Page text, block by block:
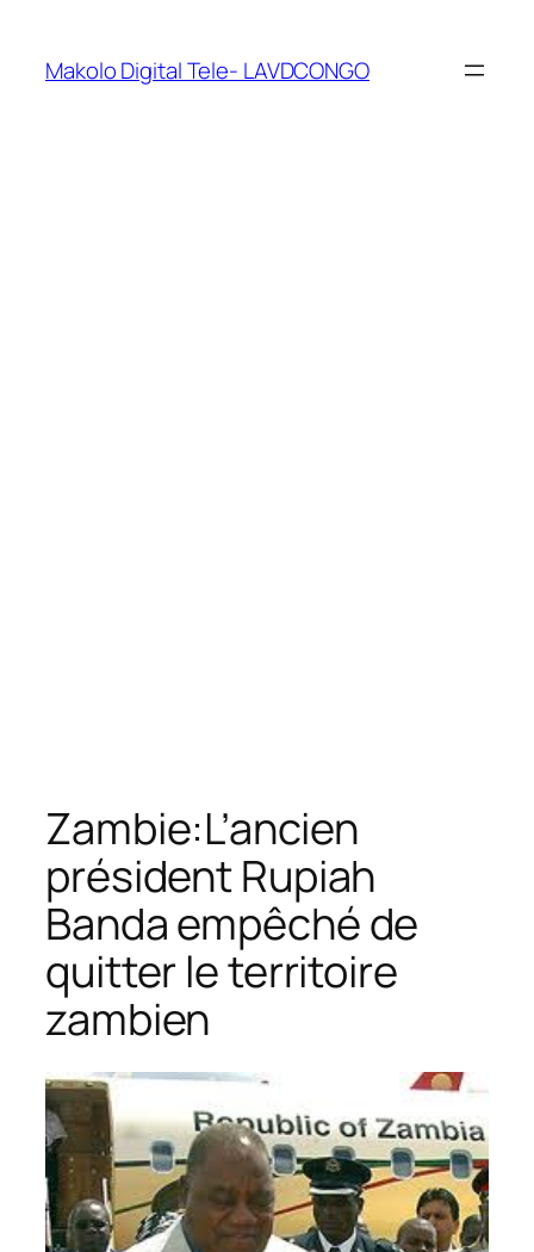
Makolo Digital Tele- LAVDCONGO
Zambie:L’ancien
président Rupiah
Banda empêché de
quitter le territoire
zambien